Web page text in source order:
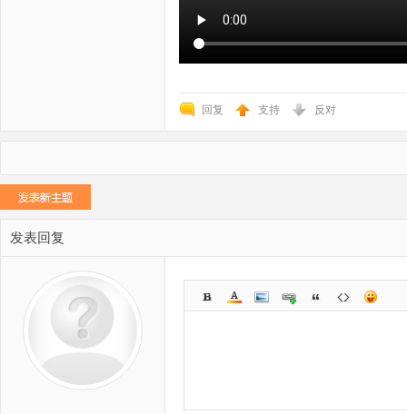
回复 支持 反对
发表回复